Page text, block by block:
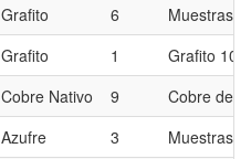
Grafito 6
Muestras
Grafito 1
Grafito 10
Cobre Nativo 9
Cobre de
Azufre 3 Muestras